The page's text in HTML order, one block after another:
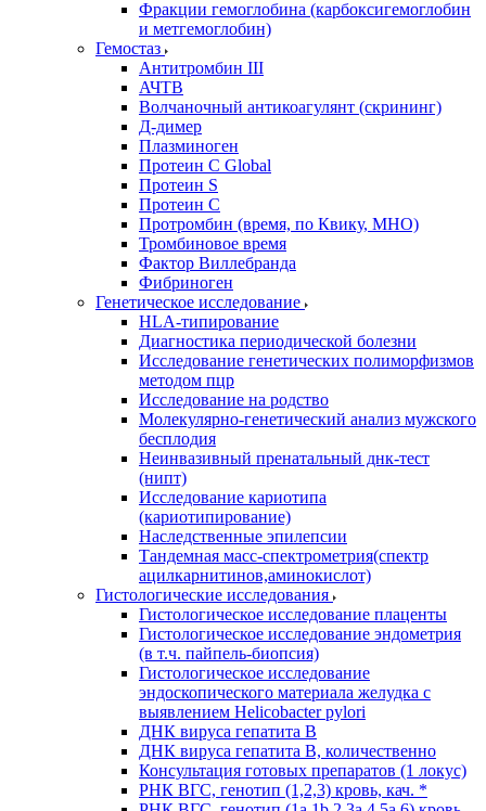
Фракции гемоглобина (карбоксигемоглобин
и метгемоглобин)
Гемостаз
Антитромбин III
АЧТВ
Волчаночный антикоагулянт (скрининг)
Д-димер
Плазминоген
Протеин C Global
Протеин S
Протеин С
Протромбин (время, по Квику, МНО)
Тромбиновое время
Фактор Виллебранда
Фибриноген
Генетическое исследование
HLA-типирование
Диагностика периодической болезни
Исследование генетических полиморфизмов
методом пцр
Исследование на родство
Молекулярно-генетический анализ мужского
бесплодия
Неинвазивный пренатальный днк-тест
(нипт)
Исследование кариотипа
(кариотипирование)
Наследственные эпилепсии
Тандемная масс-спектрометрия(спектр
ацилкарнитинов,аминокислот)
Гистологические исследования
Гистологическое исследование плаценты
Гистологическое исследование эндометрия
(в т.ч. пайпель-биопсия)
Гистологическое исследование
эндоскопического материала желудка с
выявлением Helicobacter pylori
ДНК вируса гепатита B
ДНК вируса гепатита B, количественно
Консультация готовых препаратов (1 локус)
РНК ВГC, генотип (1,2,3) кровь, кач. *